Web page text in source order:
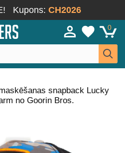
Kupons: CH2026
0
snapback Lucky
no Goorin Bros.